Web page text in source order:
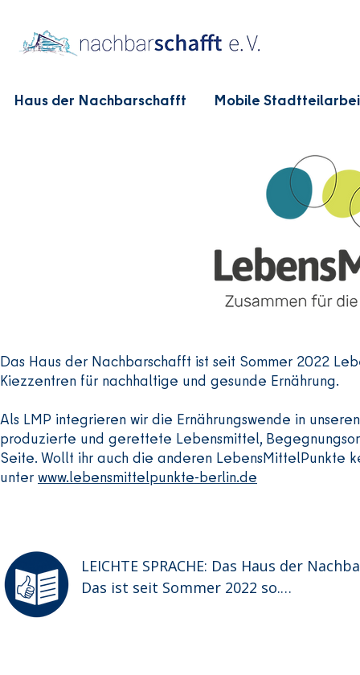
Haus der Nachbarschafft Mobile
Das Haus der Nachbarschafft ist seit Sommer 2022
Kiezzentren für nachhaltige und gesunde Ernährung.
Als LMP integrieren wir die Ernährungswende in
produzierte und gerettete Lebensmittel,
Seite. Wollt ihr auch die anderen LebensMittelPunkte
unterwww.lebensmittelpunkte-berlin.de
LEICHTE SPRACHE: Das Haus der
Das ist seit Sommer 2022 so.